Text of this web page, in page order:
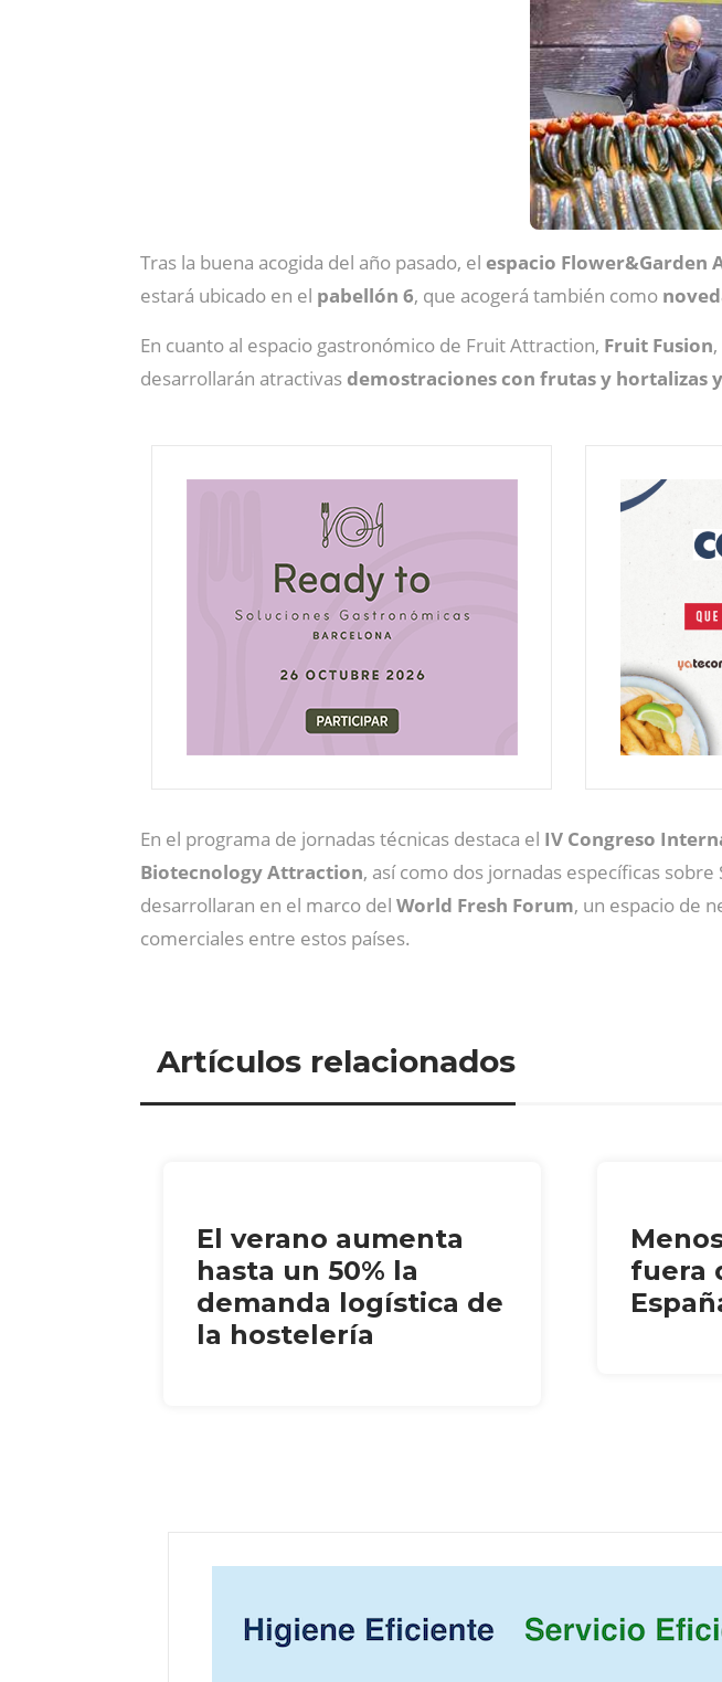
Tras la buena acogida del año pasado, el espacio Flower&Garden
estará ubicado en el pabellón 6, que acogerá también como
En cuanto al espacio gastronómico de Fruit Attraction, Fruit Fusion
desarrollarán atractivas demostraciones con frutas y hortalizas
En el programa de jornadas técnicas destaca el IV Congreso
Biotecnology Attraction, así como dos jornadas específicas
desarrollaran en el marco del World Fresh Forum, un espacio de
comerciales entre estos países.
Artículos relacionados
El verano aumenta
hasta un 50% la
demanda logística de
la hostelería
fuera